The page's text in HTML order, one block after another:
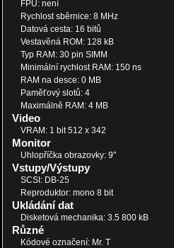
FPU: není
Rychlost sběrnice: 8 MHz
Datová cesta: 16 bitů
Vestavěná ROM: 128 kB
Typ RAM: 30 pin SIMM
Minimální rychlost RAM: 150 ns
RAM na desce: 0 MB
Paměťový slotů: 4
Maximálně RAM: 4 MB
Video
VRAM: 1 bit 512 x 342
Monitor
Uhlopříčka obrazovky: 9"
Vstupy/Výstupy
SCSI: DB-25
Reproduktor: mono 8 bit
Ukládání dat
Disketová mechanika: 3.5 800 kB
Různé
Kódové označení: Mr. T